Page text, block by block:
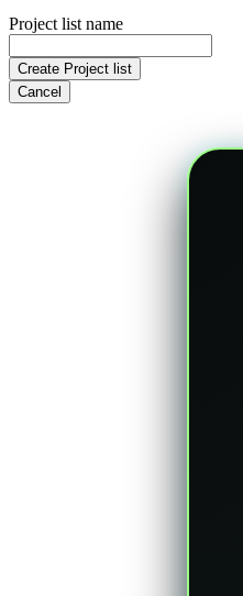
Project list name
Create Project list
Cancel